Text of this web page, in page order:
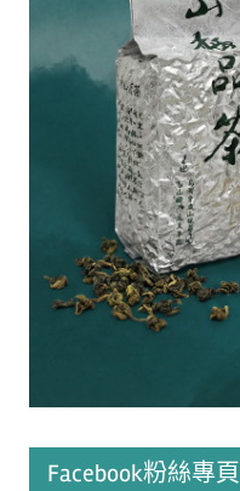
Facebook粉絲專頁